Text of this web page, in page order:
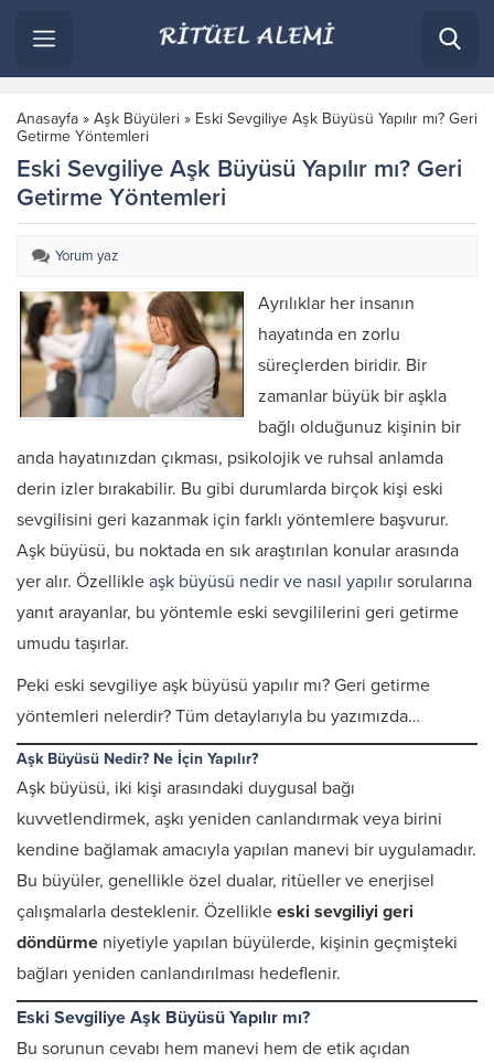
Anasayfa » Aşk Büyüleri » Eski Sevgiliye Aşk Büyüsü Yapılır mı? Geri
Getirme Yöntemleri
Eski Sevgiliye Aşk Büyüsü Yapılır mı? Geri
Getirme Yöntemleri
Yorum yaz
Ayrılıklar her insanın
hayatında en zorlu
süreçlerden biridir. Bir
zamanlar büyük bir aşkla
bağlı olduğunuz kişinin bir
anda hayatınızdan çıkması, psikolojik ve ruhsal anlamda
derin izler bırakabilir. Bu gibi durumlarda birçok kişi eski
sevgilisini geri kazanmak için farklı yöntemlere başvurur.
Aşk büyüsü, bu noktada en sık araştırılan konular arasında
yer alır. Özellikle aşk büyüsü nedir ve nasıl yapılır sorularına
yanıt arayanlar, bu yöntemle eski sevgililerini geri getirme
umudu taşırlar.
Peki eski sevgiliye aşk büyüsü yapılır mı? Geri getirme
yöntemleri nelerdir? Tüm detaylarıyla bu yazımızda…
Aşk Büyüsü Nedir? Ne İçin Yapılır?
Aşk büyüsü, iki kişi arasındaki duygusal bağı
kuvvetlendirmek, aşkı yeniden canlandırmak veya birini
kendine bağlamak amacıyla yapılan manevi bir uygulamadır.
Bu büyüler, genellikle özel dualar, ritüeller ve enerjisel
çalışmalarla desteklenir. Özellikle eski sevgiliyi geri
döndürme niyetiyle yapılan büyülerde, kişinin geçmişteki
bağları yeniden canlandırılması hedeflenir.
Eski Sevgiliye Aşk Büyüsü Yapılır mı?
Bu sorunun cevabı hem manevi hem de etik açıdan